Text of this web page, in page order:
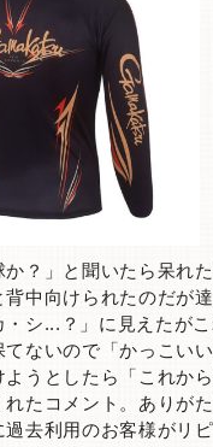
か？」と聞いたら呆れ
背中向けられたのだが
シ...？」に見えたが
てないので「かっこい
うとしたら「これか
れたコメント。ありが
過去利用のお客様がリ